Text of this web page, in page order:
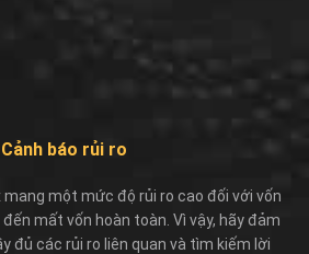
Cảnh báo rủi ro
mang một mức độ rủi ro cao đối với vốn
mất vốn hoàn toàn. Vì vậy, hãy đảm
đủ các rủi ro liên quan và tìm kiếm lời